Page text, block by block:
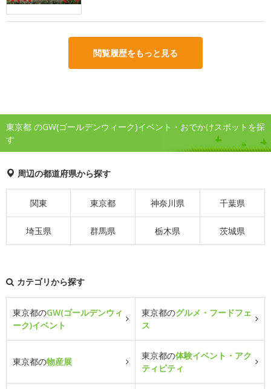
閲覧履歴をもっと見る
東京都 のGW(ゴールデンウィーク)イベント・おでかけスポットを探
す
周辺の都道府県から探す
関東 東京都 神奈川県 千葉県
埼玉県 群馬県 栃木県 茨城県
カテゴリから探す
東京都のGW(ゴールデンウィ
ーク)イベント
東京都のグルメ・フードフェ
ス
東京都の物産展
東京都の体験イベント・アク
ティビティ